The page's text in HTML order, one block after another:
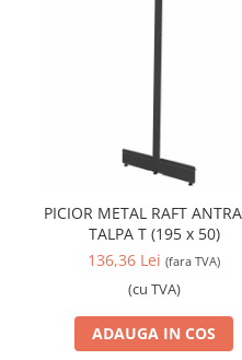
PICIOR METAL RAFT
TALPA T (195 x 50)
136,36 Lei (fara TVA)
(cu TVA)
ADAUGA IN COS